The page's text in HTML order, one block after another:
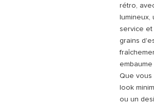
rétro,
lumineux,
service
grains
embaume
Que vous
look
ou un